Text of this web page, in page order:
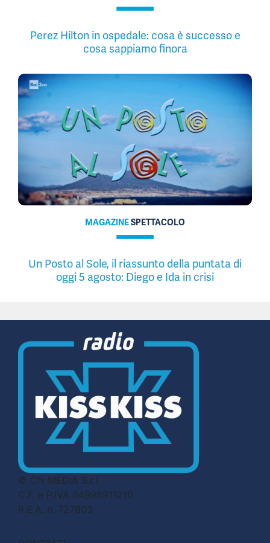
Perez Hilton in ospedale: cosa è successo e
cosa sappiamo finora
MAGAZINESPETTACOLO
Un Posto al Sole, il riassunto della puntata di
oggi 5 agosto: Diego e Ida in crisi
© CN MEDIA S.r.l.
C.F. e P.IVA 04998911210
R.E.A. n. 727803